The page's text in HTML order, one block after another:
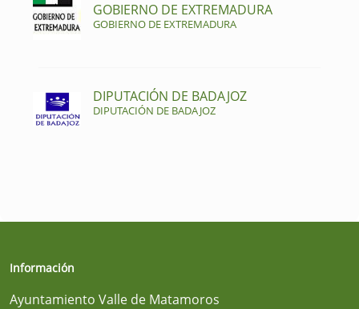
GOBIERNO DE EXTREMADURA
GOBIERNO DE EXTREMADURA
DIPUTACIÓN DE BADAJOZ
DIPUTACIÓN DE BADAJOZ
Información
Ayuntamiento Valle de Matamoros